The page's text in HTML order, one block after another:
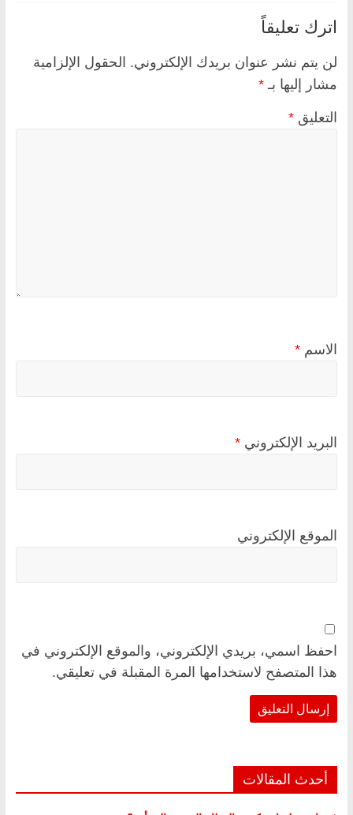
اترك تعليقاً
لن يتم نشر عنوان بريدك الإلكتروني. الحقول الإلزامية
مشار إليها بـ *
التعليق *
الاسم *
البريد الإلكتروني *
الموقع الإلكتروني
احفظ اسمي، بريدي الإلكتروني، والموقع الإلكتروني في
هذا المتصفح لاستخدامها المرة المقبلة في تعليقي.
أحدث المقالات